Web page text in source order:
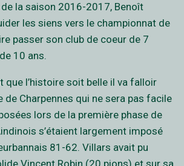
la saison 2016-2017, Benoît
les siens vers le championnat de
passer son club de coeur de 7
10 ans.
que l’histoire soit belle il va falloir
de Charpennes qui ne sera pas facile
lors de la première phase de
s’étaient largement imposé
81-62. Villars avait pu
Vincent Robin (20 pions) et sur sa